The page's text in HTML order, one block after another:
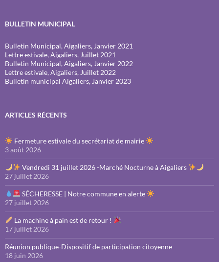
BULLETIN MUNICIPAL
Bulletin Municipal, Aigaliers, Janvier 2021
Lettre estivale, Aigaliers, Juillet 2021
Bulletin Municipal, Aigaliers, Janvier 2022
Lettre estivale, Aigaliers, Juillet 2022
Bulletin municipal Aigaliers, Janvier 2023
ARTICLES RÉCENTS
Fermeture estivale du secrétariat de mairie
3 août 2026
Vendredi 31 juillet 2026 -Marché Nocturne à Aigaliers
27 juillet 2026
SÉCHERESSE | Notre commune en alerte
27 juillet 2026
La machine à pain est de retour !
17 juillet 2026
Réunion publique-Dispositif de participation citoyenne
18 juin 2026